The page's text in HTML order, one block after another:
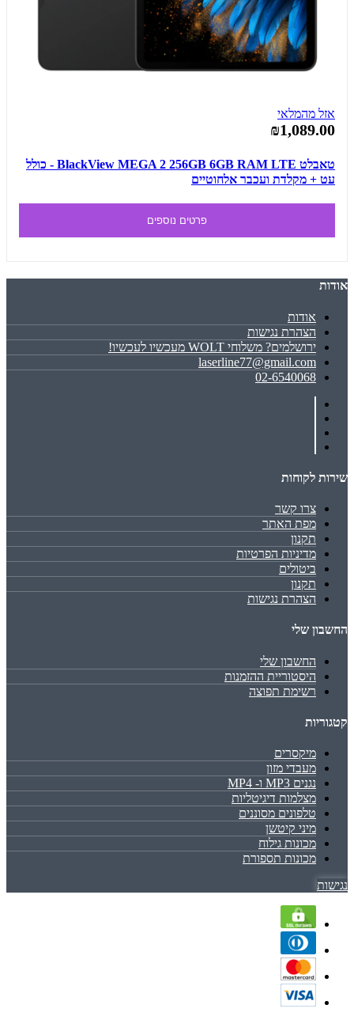
אזל מהמלאי
₪1,089.00
טאבלט BlackView MEGA 2 256GB 6GB RAM LTE - כולל
עט + מקלדת ועכבר אלחוטיים
פרטים נוספים
אודות
אודות
הצהרת נגישות
ירושלמים? משלוחי WOLT מעכשיו לעכשיו!
laserline77@gmail.com
02-6540068
שירות לקוחות
צרו קשר
מפת האתר
תקנון
מדיניות הפרטיות
ביטולים
תקנון
הצהרת נגישות
החשבון שלי
החשבון שלי
היסטוריית ההזמנות
רשימת תפוצה
קטגוריות
מיקסרים
מעבדי מזון
נגנים MP3 ו- MP4
מצלמות דיגיטליות
טלפונים מסוננים
מיני קיטשן
מכונות גילוח
מכונות תספורת
נגישות